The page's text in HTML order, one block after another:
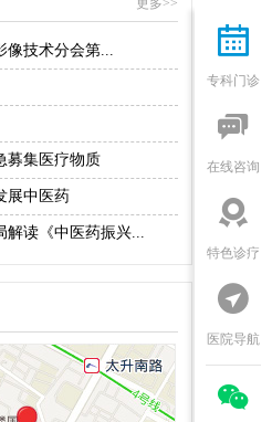
更多>>
像技术分会第...
募集医疗物质
展中医药
解读《中医药振兴...

专科门诊

在线咨询

特色诊疗

医院导航
